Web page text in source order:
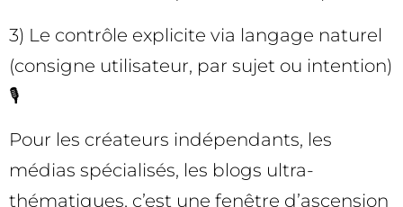
3) Le contrôle explicite via langage naturel
(consigne utilisateur, par sujet ou intention)
🎙️
Pour les créateurs indépendants, les
médias spécialisés, les blogs ultra-
thématiques, c’est une fenêtre d’ascension